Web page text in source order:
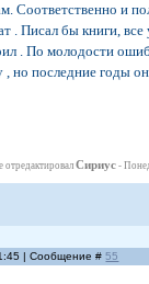
Соответственно и
. Писал бы книги,
. По молодости
, но последние годы
отредактировалСириус -
| Сообщение #55